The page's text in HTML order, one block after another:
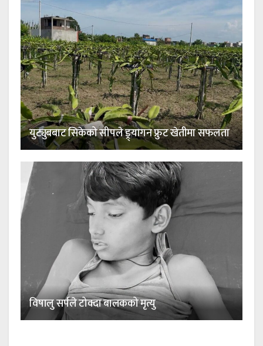
युट्युबबाट सिकेको सीपले ड्र्यागन फ्रुट खेतीमा सफलता
विषालु सर्पले टोक्दा बालकको मृत्यु